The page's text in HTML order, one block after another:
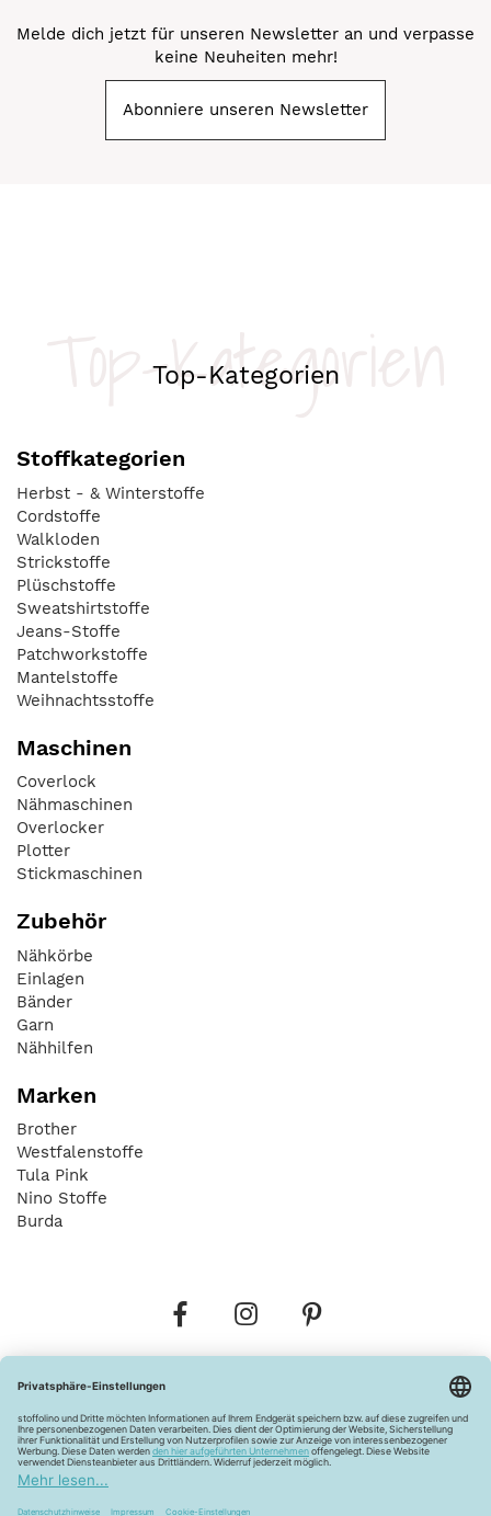
Melde dich jetzt für unseren Newsletter an und verpasse
keine Neuheiten mehr!
Abonniere unseren Newsletter
Top-Kategorien
Top-Kategorien
Stoffkategorien
Herbst - & Winterstoffe
Cordstoffe
Walkloden
Strickstoffe
Plüschstoffe
Sweatshirtstoffe
Jeans-Stoffe
Patchworkstoffe
Mantelstoffe
Weihnachtsstoffe
Maschinen
Coverlock
Nähmaschinen
Overlocker
Plotter
Stickmaschinen
Zubehör
Nähkörbe
Einlagen
Bänder
Garn
Nähhilfen
Marken
Brother
Westfalenstoffe
Tula Pink
Nino Stoffe
Burda
Widerrufsbelehrung Vertrag widerrufen
Barrierefreiheitserklärung